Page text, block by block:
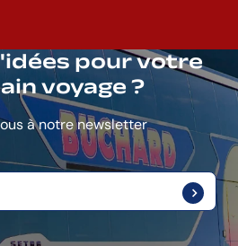
pour votre
voyage ?
à notre newsletter